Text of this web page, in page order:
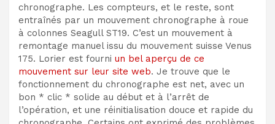
chronographe. Les compteurs, et le reste, sont
entraînés par un mouvement chronographe à roue
à colonnes Seagull ST19. C’est un mouvement à
remontage manuel issu du mouvement suisse Venus
175. Lorier est fourni un bel aperçu de ce
mouvement sur leur site web. Je trouve que le
fonctionnement du chronographe est net, avec un
bon * clic * solide au début et à l’arrêt de
l’opération, et une réinitialisation douce et rapide du